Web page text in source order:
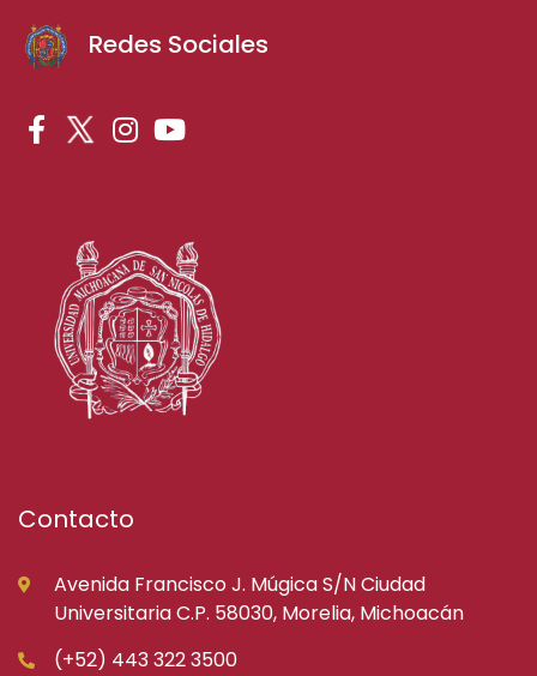
Redes Sociales
Contacto
Avenida Francisco J. Múgica S/N Ciudad
Universitaria C.P. 58030, Morelia, Michoacán
(+52) 443 322 3500